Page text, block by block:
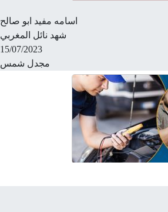
اسامه مفيد ابو صالح
شهد نائل المغربي
15/07/2023
مجدل شمس